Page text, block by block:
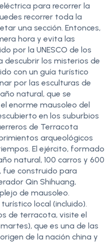
para recorrer la
recorrer toda la
una sección. Entonces,
hora y evita las
por la UNESCO de los
descubrir los misterios de
con un guía turístico
por las esculturas de
natural, que se
enorme mausoleo del
en los suburbios
de Terracota
arqueológicos
El ejército, formado
natural, 100 carros y 600
fue construido para
Qin Shihuang,
de mausoleo.
local (incluido).
de terracota, visite el
que es una de las
de la nación china y